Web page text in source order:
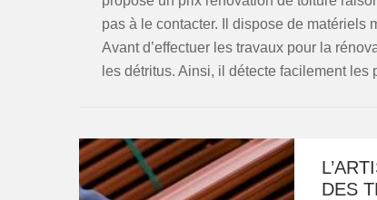
pas à le contacter. Il dispose de matériels
Avant d’effectuer les travaux pour la
les détritus. Ainsi, il détecte facilement les
DES